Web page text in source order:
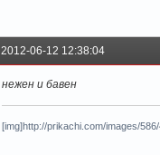
2012-06-12 12:38:04
нежен и бавен
[img]http://prikachi.com/images/